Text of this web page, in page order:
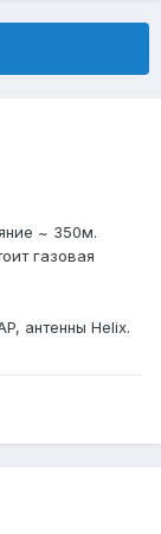
~ 350м.
газовая
антенны Helix.